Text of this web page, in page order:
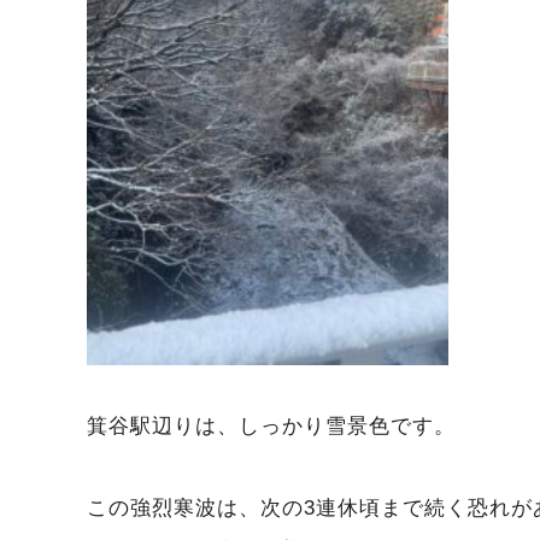
箕谷駅辺りは、しっかり雪景色です。
この強烈寒波は、次の3連休頃まで続く恐れが